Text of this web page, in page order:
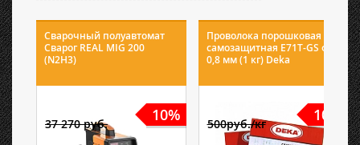
Сварочный полуавтомат
Сварог REAL MIG 200
(N2H3)
10%
37 270 руб.
Проволока порошковая
самозащитная E71T-GS ф
0,8 мм (1 кг) Deka
10%
500руб./кг